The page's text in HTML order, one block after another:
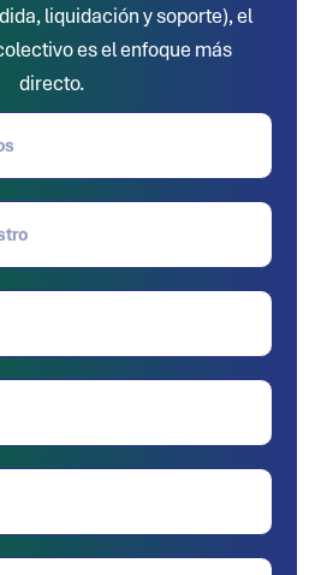
liquidación y soporte), el
es el enfoque más
directo.